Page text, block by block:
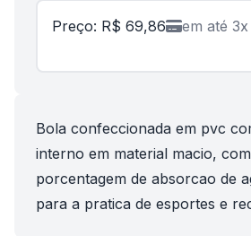
Preço: R$ 69,86 em até 3x
Bola confeccionada em pvc
interno em material macio,
porcentagem de absorcao de
para a pratica de esportes e